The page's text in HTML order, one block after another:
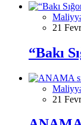
21
“Bakı
21